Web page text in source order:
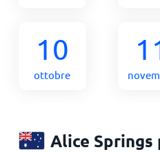
10
ottobre
Alice